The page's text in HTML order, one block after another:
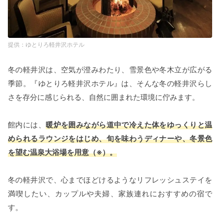
ゆとりろ軽井沢ホテル
冬の軽井沢は、空気が澄みわたり、雪景色や冬木立が広がる
季節。『ゆとりろ軽井沢ホテル』は、そんな冬の軽井沢らし
さを存分に感じられる、自然に囲まれた環境に佇みます。
館内には、暖炉を囲みながら道中で冷えた体をゆっくりと温
められるラウンジをはじめ、旬を味わうディナーや、冬景色
を望む温泉大浴場を用意（※）。
冬の軽井沢で、心までほどけるようなリフレッシュステイを
満喫したい、カップルや夫婦、家族連れにおすすめの宿で
す。